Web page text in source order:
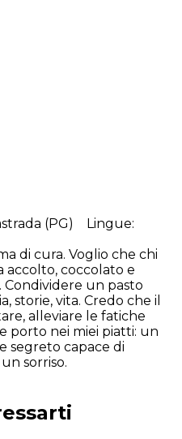
(PG) Lingue:
di cura. Voglio che chi
accolto, coccolato e
un pasto
storie, vita. Credo che il
alleviare le fatiche
porto nei miei piatti: un
segreto capace di
sorriso.